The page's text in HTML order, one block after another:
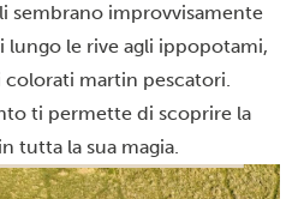
sembrano improvvisamente
lungo le rive agli ippopotami,
colorati martin pescatori.
ti permette di scoprire la
tutta la sua magia.